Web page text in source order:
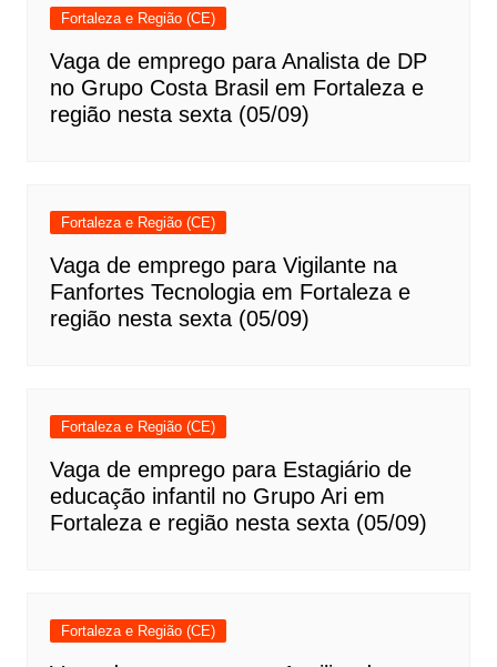
Fortaleza e Região (CE)
Vaga de emprego para Analista de DP
no Grupo Costa Brasil em Fortaleza e
região nesta sexta (05/09)
Fortaleza e Região (CE)
Vaga de emprego para Vigilante na
Fanfortes Tecnologia em Fortaleza e
região nesta sexta (05/09)
Fortaleza e Região (CE)
Vaga de emprego para Estagiário de
educação infantil no Grupo Ari em
Fortaleza e região nesta sexta (05/09)
Fortaleza e Região (CE)